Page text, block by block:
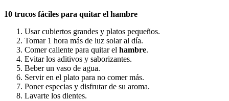
10 trucos fáciles para quitar el hambre
Usar cubiertos grandes y platos pequeños.
Tomar 1 hora más de luz solar al día.
Comer caliente para quitar el hambre.
Evitar los aditivos y saborizantes.
Beber un vaso de agua.
Servir en el plato para no comer más.
Poner especias y disfrutar de su aroma.
Lavarte los dientes.